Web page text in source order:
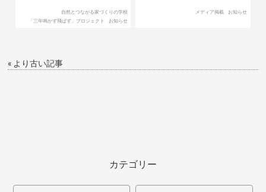
自然とつながる家づくりの学校
「三年鳴かず飛ばず」プロジェクト
お知らせ
メディア掲載 お知らせ
« より古い記事
カテゴリー